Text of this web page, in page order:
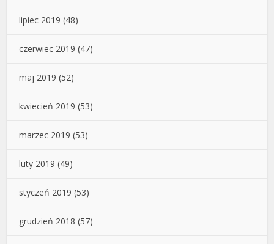
lipiec 2019 (48)
czerwiec 2019 (47)
maj 2019 (52)
kwiecień 2019 (53)
marzec 2019 (53)
luty 2019 (49)
styczeń 2019 (53)
grudzień 2018 (57)